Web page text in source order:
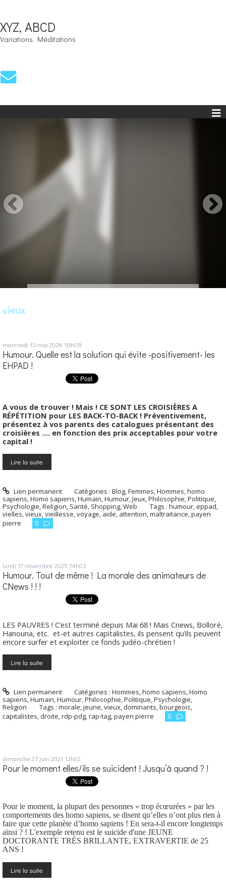
XYZ, ABCD
Variations. Méditations
vieux
mercredi 13 mai 2026 18h08
Humour. Quelle est la solution qui évite -positivement- les
EHPAD !
A vous de trouver ! Mais ! CE SONT LES CROISIÈRES A
RÉPÉTITION pour LES BACK-TO-BACK ! Préventivement,
présentez à vos parents des catalogues présentant des
croisières .... en fonction des prix acceptables pour votre
capital !
Lire la suite
Lien permanent Catégories :Blog,Femmes,Hommes, homo
sapiens,Homo sapiens,Humain,Humour,Jeux,Philosophie,Politique,
Psychologie,Religion, Santé, Shopping,Web Tags : humour,eppad,
vielles,vieux,vieillesse,voyage, aide, attention,maltraitance,payen
pierre
0
lundi 17 novembre 2025 14h03
Humour. Tout de même ! La morale des animateurs de
CNews ! ! !
LES PAUVRES ! C’est terminé depuis Mai 68 ! Mais Cnews, Bolloré,
Hanouna, etc. et-et autres capitalistes, ils pensent qu’ils peuvent
encore surfer et exploiter ce fonds judéo-chrétien !
Lire la suite
Lien permanent Catégories :Hommes, homo sapiens,Homo
sapiens,Humain,Humour,Philosophie,Politique,Psychologie,
Religion
Tags : morale,jeune,vieux, dominants,bourgeois,
capitalistes, droite,rdp-pdg,rap-tag,payen pierre 0
dimanche 27 juin 2021 13h02
Pour le moment elles/ils se suicident ! Jusqu’à quand ? !
Pour le moment, la plupart des personnes « trop écœurées » par les
comportements des homo sapiens, se disent qu’elles n’ont plus rien à
faire que cette planète d’homo sapiens ! En sera-t-il encore longtemps
ainsi ? ! L'exemple retenu est le suicide d'une JEUNE
DOCTORANTE TRÈS BRILLANTE, EXTRAVERTIE de 25
ANS !
Lire la suite